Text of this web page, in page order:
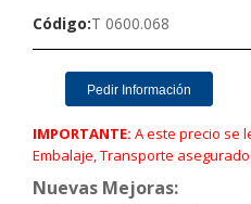
Código T 0600.068
Pedir Información
IMPORTANTE: A este precio se
Embalaje, Transporte
Nuevas Mejoras: